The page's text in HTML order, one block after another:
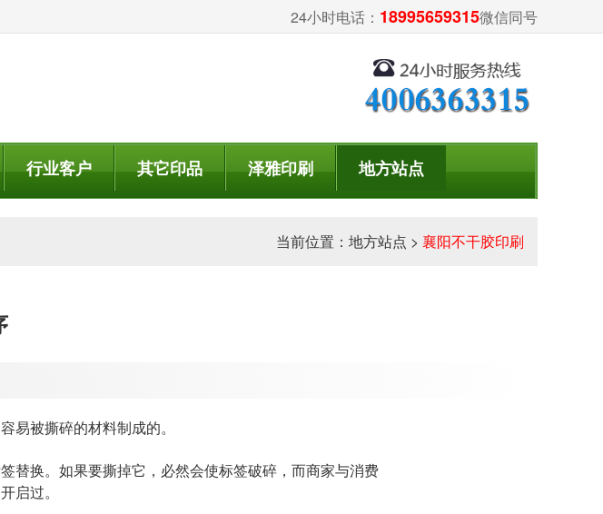
24小时电话： 18995659315微信同号
行业客户 其它印品 泽雅印刷 地方站点
当前位置： 地方站点 > 襄阳不干胶印刷
易被撕碎的材料制成的。
替换。如果要撕掉它，必然会使标签破碎，而商家与消费
启过。